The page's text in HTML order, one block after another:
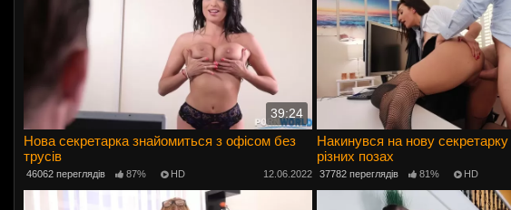
39:24
Нова секретарка знайомиться з офісом без
трусів
46062 переглядів 87% HD 12.06.2022
Накинувся на нову секретарку
різних позах
37782 переглядів 81% HD